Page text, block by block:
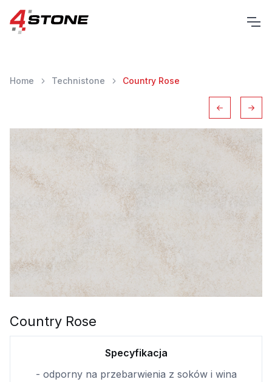
Home Technistone Country Rose
Country Rose
Specyfikacja
- odporny na przebarwienia z soków i wina